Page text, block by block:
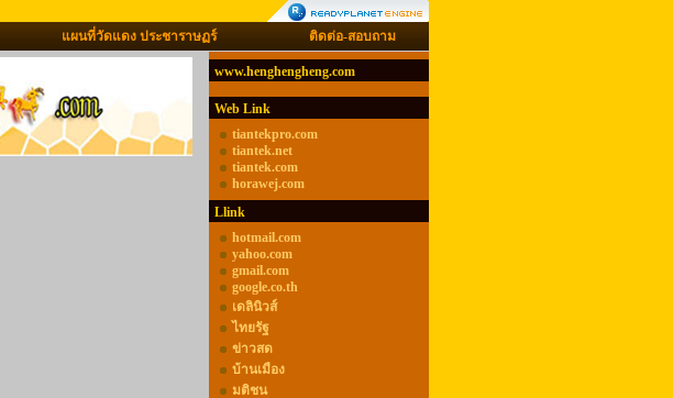
แผนที่วัดแดง ประชาราษฏร์ ติดต่อ-สอบถาม
www.henghengheng.com
Web Link
tiantekpro.com
tiantek.net
tiantek.com
horawej.com
Llink
hotmail.com
yahoo.com
gmail.com
google.co.th
เดลินิวส์
ไทยรัฐ
ข่าวสด
บ้านเมือง
มติชน